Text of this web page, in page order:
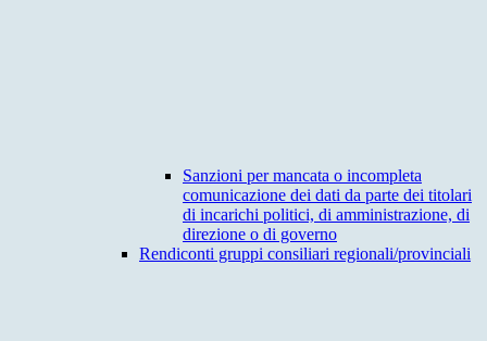
Sanzioni per mancata o incompleta
comunicazione dei dati da parte dei titolari
di incarichi politici, di amministrazione, di
direzione o di governo
Rendiconti gruppi consiliari regionali/provinciali